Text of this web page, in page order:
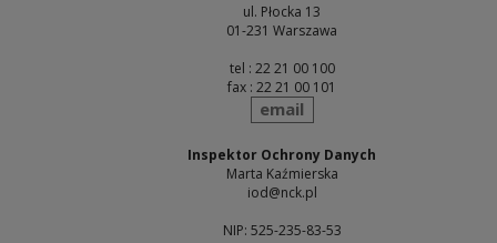
ul. Płocka 13
01-231 Warszawa
tel : 22 21 00 100
fax : 22 21 00 101
send
email
Inspektor Ochrony Danych
Marta Kaźmierska
iod@nck.pl
NIP: 525-235-83-53